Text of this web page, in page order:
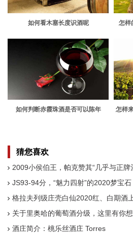
如何看木塞长度识酒呢
怎样
如何判断赤霞珠酒是否可以陈年
怎样
猜您喜欢
2009小侯伯王，帕克赞其“几乎与正牌
JS93-94分，“魅力四射”的2020梦宝石
格拉夫列级庄壳白仙2020红、白期酒
关于里奥哈的葡萄酒分级，这里有你
酒庄简介：桃乐丝酒庄 Torres